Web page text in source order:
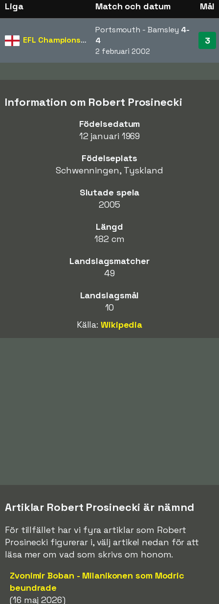
Liga Match och datum Mål
EFL Championship
Portsmouth - Barnsley 4-
4
2 februari 2002
3
Information om Robert Prosinecki
Födelsedatum
12 januari 1969
Födelseplats
Schwenningen, Tyskland
Slutade spela
2005
Längd
182 cm
Landslagsmatcher
49
Landslagsmål
10
Källa:Wikipedia
Artiklar Robert Prosinecki är nämnd
För tillfället har vi fyra artiklar som Robert
Prosinecki figurerar i, välj artikel nedan för att
läsa mer om vad som skrivs om honom.
Zvonimir Boban - Milanikonen som Modric
beundrade
(16 maj 2026)